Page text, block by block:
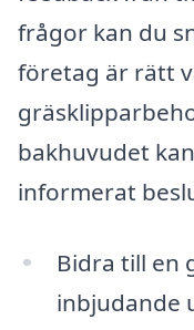
frågor kan du
företag är rätt
bakhuvudet
informerat
Bidra till en
inbjudande